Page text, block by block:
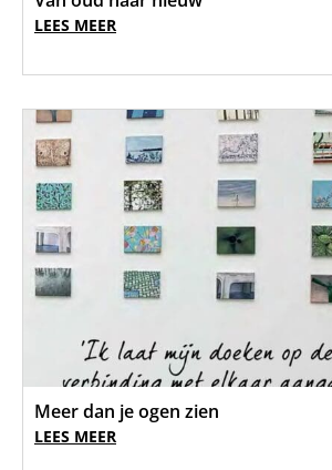
LEES MEER
Meer dan je ogen zien
LEES MEER